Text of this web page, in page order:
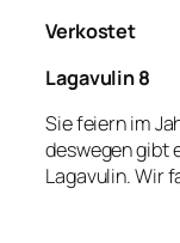
Verkostet
Lagavulin 8
Sie feiern im
deswegen gibt
Lagavulin. Wir